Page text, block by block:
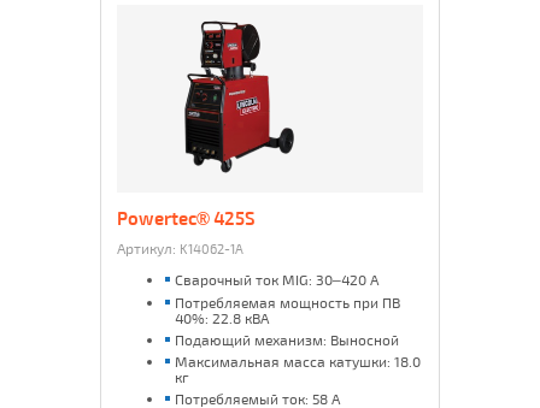
Powertec® 425S
Артикул: K14062-1A
Сварочный ток MIG: 30–420 А
Потребляемая мощность при ПВ
40%: 22.8 кВА
Подающий механизм: Выносной
Максимальная масса катушки: 18.0
кг
Потребляемый ток: 58 А